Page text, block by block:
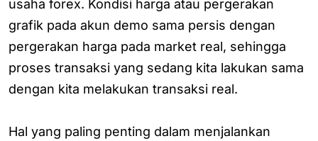
usaha forex. Kondisi harga atau pergerakan
grafik pada akun demo sama persis dengan
pergerakan harga pada market real, sehingga
proses transaksi yang sedang kita lakukan sama
dengan kita melakukan transaksi real.
Hal yang paling penting dalam menjalankan